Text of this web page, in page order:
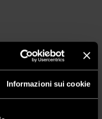
Informazioni sui cookie